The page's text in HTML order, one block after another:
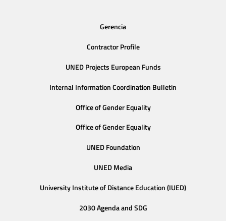
Gerencia
Contractor Profile
UNED Projects European Funds
Internal Information Coordination Bulletin
Office of Gender Equality
Office of Gender Equality
UNED Foundation
UNED Media
University Institute of Distance Education (IUED)
2030 Agenda and SDG